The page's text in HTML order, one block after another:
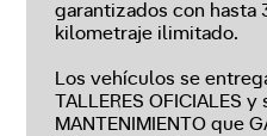
garantizados con hasta
kilometraje ilimitado.
Los vehículos se
TALLERES OFICIALES
MANTENIMIENTO que